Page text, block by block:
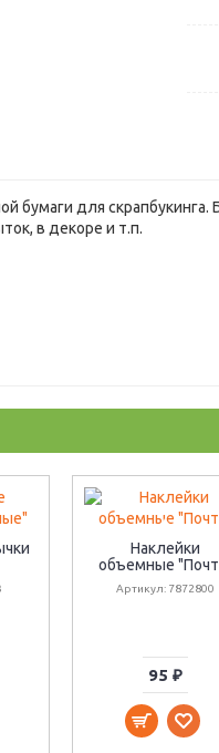
бумаги для
в декоре и т.п.
Наклейки
объемные
Артикул: 7872800
95 ₽